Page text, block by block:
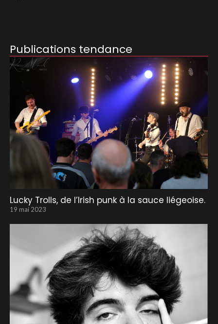
Publications tendance
Lucky Trolls, de l’Irish punk à la sauce liégeoise.
19 mai 2023